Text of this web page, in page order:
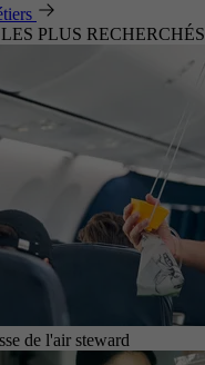
PLUS RECHERCHÉS
de l'air steward